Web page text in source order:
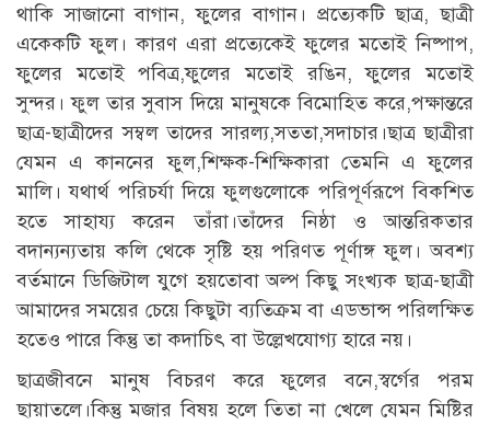
থাকি সাজানো বাগান, ফুলের বাগান। প্রত্যেকটি ছাত্র, ছাত্রী
একেকটি ফুল। কারণ এরা প্রত্যেকেই ফুলের মতোই নিষ্পাপ,
ফুলের মতোই পবিত্র,ফুলের মতোই রঙিন, ফুলের মতোই
সুন্দর। ফুল তার সুবাস দিয়ে মানুষকে বিমোহিত করে,পক্ষান্তরে
ছাত্র-ছাত্রীদের সম্বল তাদের সারল্য,সততা,সদাচার।ছাত্র ছাত্রীরা
যেমন এ কাননের ফুল,শিক্ষক-শিক্ষিকারা তেমনি এ ফুলের
মালি। যথার্থ পরিচর্যা দিয়ে ফুলগুলোকে পরিপূর্ণরূপে বিকশিত
হতে সাহায্য করেন তাঁরা।তাঁদের নিষ্ঠা ও আন্তরিকতার
বদান্যন্যতায় কলি থেকে সৃষ্টি হয় পরিণত পূর্ণাঙ্গ ফুল। অবশ্য
বর্তমানে ডিজিটাল যুগে হয়তোবা অল্প কিছু সংখ্যক ছাত্র-ছাত্রী
আমাদের সময়ের চেয়ে কিছুটা ব্যতিক্রম বা এডভান্স পরিলক্ষিত
হতেও পারে কিন্তু তা কদাচিৎ বা উল্লেখযোগ্য হারে নয়।
ছাত্রজীবনে মানুষ বিচরণ করে ফুলের বনে,স্বর্গের পরম
ছায়াতলে।কিন্তু মজার বিষয় হলে তিতা না খেলে যেমন মিষ্টির